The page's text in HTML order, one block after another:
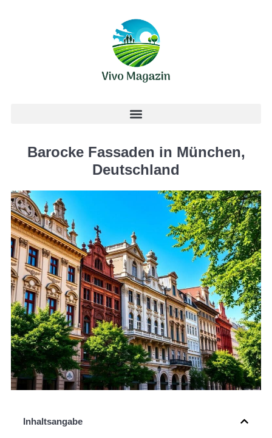
Barocke Fassaden in München,
Deutschland
Inhaltsangabe